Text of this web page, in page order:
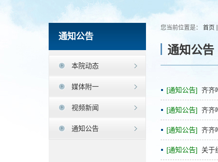
通知公告
本院动态
媒体附一
视频新闻
通知公告
您当前位置是： 首页
通知公告
[通知公告] 齐齐
[通知公告] 齐齐
[通知公告] 齐齐
[通知公告] 关于